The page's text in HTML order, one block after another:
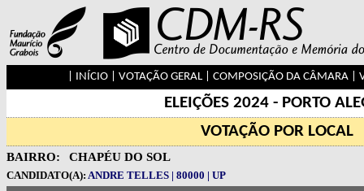
INÍCIO| VOTAÇÃO GERAL| COMPOSIÇÃO DA CÂMARA|
ELEIÇÕES 2024 - PORTO
VOTAÇÃO POR LOCAL
BAIRRO: CHAPÉU DO SOL
CANDIDATO(A): ANDRE TELLES | 80000 | UP